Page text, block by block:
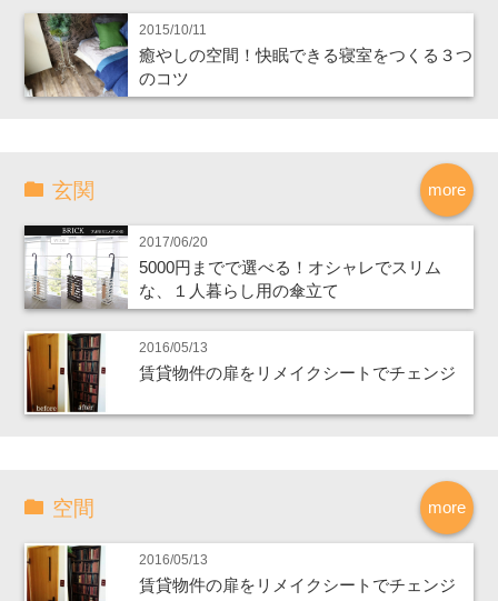
2015/10/11
癒やしの空間！快眠できる寝室をつくる３つ
のコツ
more
玄関
2017/06/20
5000円までで選べる！オシャレでスリム
な、１人暮らし用の傘立て
2016/05/13
賃貸物件の扉をリメイクシートでチェンジ
more
空間
2016/05/13
賃貸物件の扉をリメイクシートでチェンジ